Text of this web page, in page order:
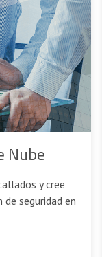
Nube
y cree
seguridad en